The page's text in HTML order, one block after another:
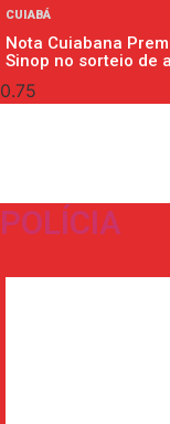
CUIABÁ
Nota Cuiabana
Sinop no sorteio de
POLÍCIA